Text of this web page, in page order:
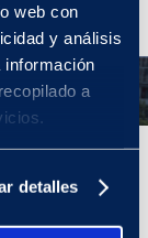
web con
y análisis
información
a
detalles
crítica y reflexiva